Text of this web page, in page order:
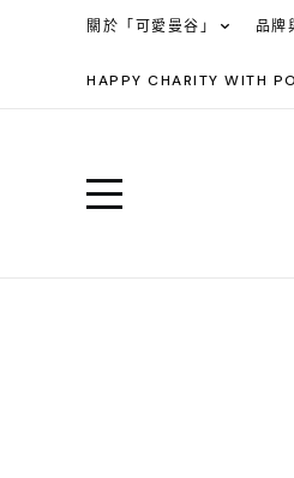
關於「可愛曼谷」 品牌
HAPPY CHARITY WITH